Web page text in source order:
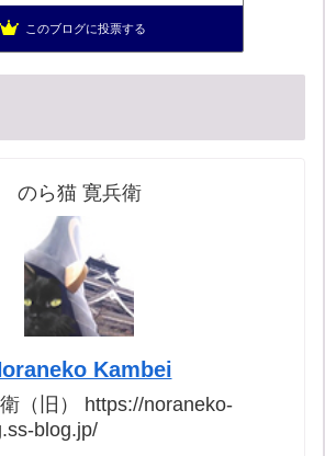
守 吹田と子供の未来のために
このブログに投票する
のら猫 寛兵衛
Kambei
（旧） https://noraneko-
blog.jp/